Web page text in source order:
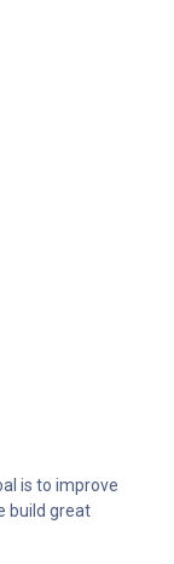
is to improve
build great